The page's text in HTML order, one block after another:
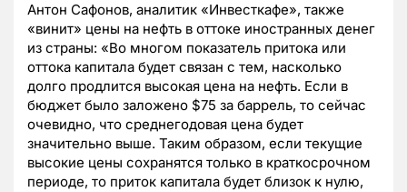
Антон Сафонов, аналитик «Инвесткафе», также
«винит» цены на нефть в оттоке иностранных денег
из страны: «Во многом показатель притока или
оттока капитала будет связан с тем, насколько
долго продлится высокая цена на нефть. Если в
бюджет было заложено $75 за баррель, то сейчас
очевидно, что среднегодовая цена будет
значительно выше. Таким образом, если текущие
высокие цены сохранятся только в краткосрочном
периоде, то приток капитала будет близок к нулю,